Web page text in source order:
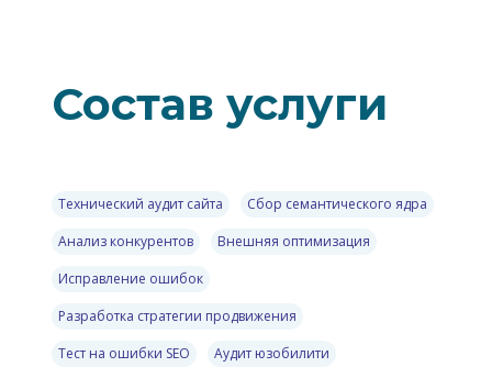
Состав услуги
Технический аудит сайта
Сбор семантического ядра
Анализ конкурентов
Внешняя оптимизация
Исправление ошибок
Разработка стратегии продвижения
Тест на ошибки SEO
Аудит юзобилити